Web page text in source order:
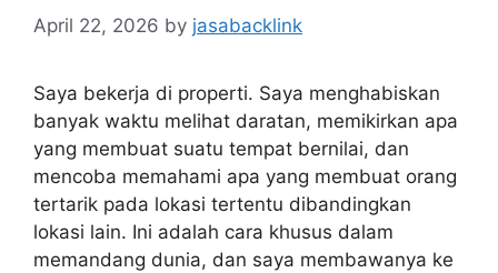
April 22, 2026 by jasabacklink
Saya bekerja di properti. Saya menghabiskan
banyak waktu melihat daratan, memikirkan apa
yang membuat suatu tempat bernilai, dan
mencoba memahami apa yang membuat orang
tertarik pada lokasi tertentu dibandingkan
lokasi lain. Ini adalah cara khusus dalam
memandang dunia, dan saya membawanya ke